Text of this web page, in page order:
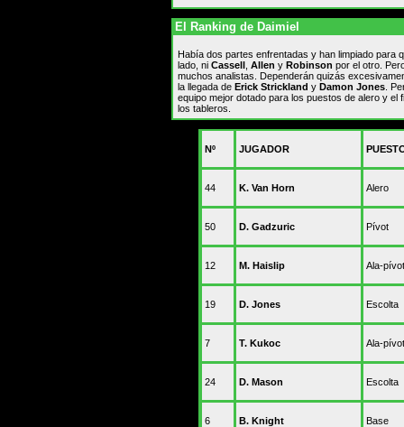
El Ranking de Daimiel
Había dos partes enfrentadas y han limpiado para
lado, ni Cassell Allen y Robinson por el otro.
muchos analistas. Dependerán quizás
la llegada de Erick Strickland y Damon Jones .
equipo mejor dotado para los puestos de alero y el
los tableros.
Nº JUGADOR
44 K. Van Horn Alero
50 D. Gadzuric Pívot
12 M. Haislip Ala-pívot
19 D. Jones Escolta
7 T. Kukoc Ala-pívot
24 D. Mason Escolta
6 B. Knight Base